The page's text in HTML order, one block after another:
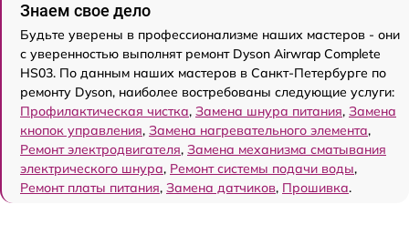
Знаем свое дело
Будьте уверены в профессионализме наших мастеров - они
с уверенностью выполнят ремонт Dyson Airwrap Complete
HS03. По данным наших мастеров в Санкт-Петербурге по
ремонту Dyson, наиболее востребованы следующие услуги:
Профилактическая чистка, Замена шнура питания, Замена
кнопок управления, Замена нагревательного элемента,
Ремонт электродвигателя, Замена механизма сматывания
электрического шнура, Ремонт системы подачи воды,
Ремонт платы питания, Замена датчиков, Прошивка.